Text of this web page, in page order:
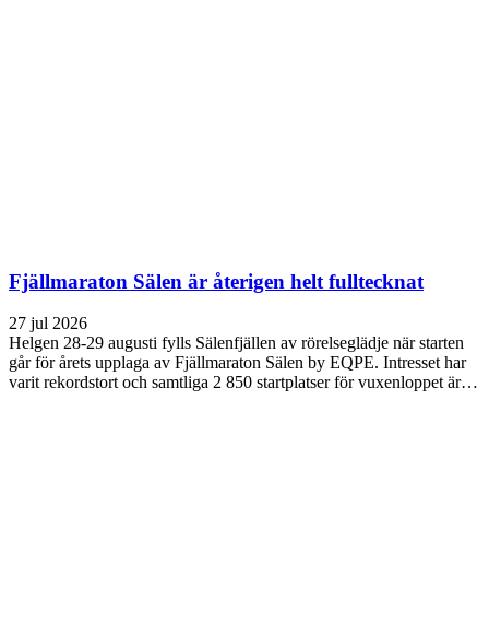
Fjällmaraton Sälen är återigen helt fulltecknat
27 jul 2026
Helgen 28-29 augusti fylls Sälenfjällen av rörelseglädje när starten
går för årets upplaga av Fjällmaraton Sälen by EQPE. Intresset har
varit rekordstort och samtliga 2 850 startplatser för vuxenloppet är…